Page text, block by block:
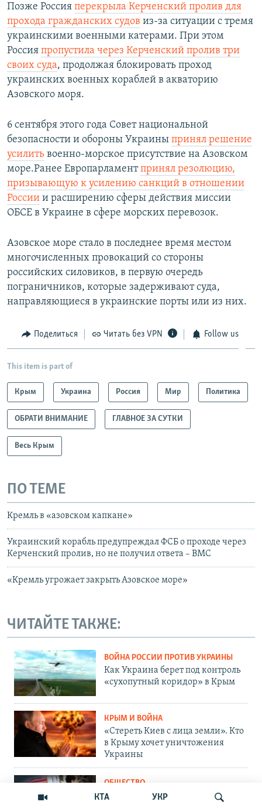
КТА УКР
Позже Россия перекрыла Керченский пролив для
прохода гражданских судов из-за ситуации с тремя
украинскими военными катерами. При этом
Россия пропустила через Керченский пролив три
своих суда, продолжая блокировать проход
украинских военных кораблей в акваторию
Азовского моря.
6 сентября этого года Совет национальной
безопасности и обороны Украины принял решение
усилить военно-морское присутствие на Азовском
море.Ранее Европарламентпринял резолюцию,
призывающую к усилению санкций в отношении
России и расширению сферы действия миссии
ОБСЕ в Украине в сфере морских перевозок.
Азовское море стало в последнее время местом
многочисленных провокаций со стороны
российских силовиков, в первую очередь
пограничников, которые задерживают суда,
направляющиеся в украинские порты или из них.
Поделиться Читать без VPN Follow us
This item is part of
Крым Украина Россия Мир Политика
ОБРАТИ ВНИМАНИЕ ГЛАВНОЕ ЗА СУТКИ
Весь Крым
ПО ТЕМЕ
Кремль в «азовском капкане»
Украинский корабль предупреждал ФСБ о проходе через
Керченский пролив, но не получил ответа – ВМС
«Кремль угрожает закрыть Азовское море»
ЧИТАЙТЕ ТАКЖЕ:
ВОЙНА РОССИИ ПРОТИВ УКРАИНЫ
Как Украина берет под контроль
«сухопутный коридор» в Крым
КРЫМ И ВОЙНА
«Стереть Киев с лица земли». Кто
в Крыму хочет уничтожения
Украины
ОБЩЕСТВО
Как Россия «мотивирует»